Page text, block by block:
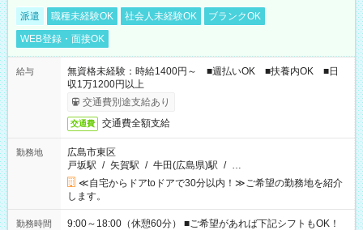
派遣 職種未経験OK 社会人未経験OK
ブランクOK
WEB登録・面接OK
給与
無資格未経験：時給1400円～ ■週払いOK ■扶養内OK ■日
収1万1200円以上
交通費別途支給あり
交通費 交通費全額支給
勤務地
広島市東区
戸坂駅 / 矢賀駅 / 牛田(広島県)駅 / …
≪自宅からドアtoドアで30分以内！≫ご希望の勤務地を紹介
します。
勤務時間
9:00～18:00（休憩60分） ■ご希望があれば下記シフトもOK！